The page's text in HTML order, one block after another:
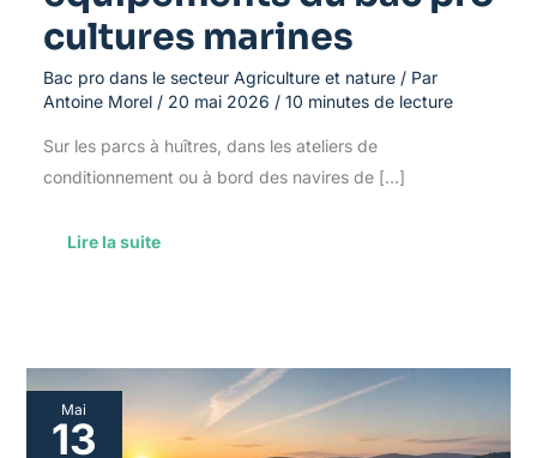
cultures marines
Bac pro dans le secteur Agriculture et nature/ Par
Antoine Morel / 20 mai 2026 / 10 minutes de lecture
Sur les parcs à huîtres, dans les ateliers de
conditionnement ou à bord des navires de […]
Lire la suite
Mai
13
Outils
nécessaires
pour